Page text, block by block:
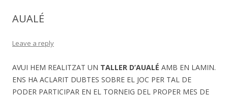
AUALÉ
Leave a reply
AVUI HEM REALITZAT UN TALLER D’AUALÉ AMB EN LAMIN.
ENS HA ACLARIT DUBTES SOBRE EL JOC PER TAL DE
PODER PARTICIPAR EN EL TORNEIG DEL PROPER MES DE